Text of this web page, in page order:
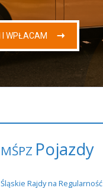
MŚPZ Pojazdy
Śląskie Rajdy na Regularność